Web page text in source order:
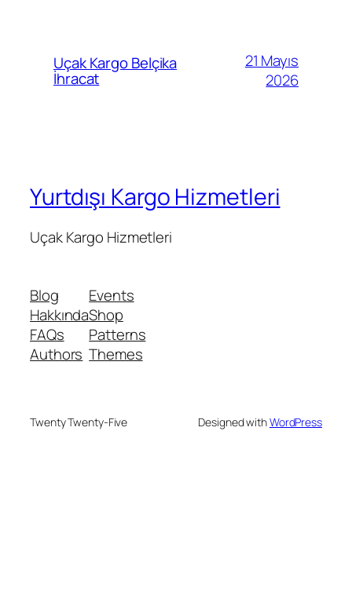
Uçak Kargo Belçika
İhracat
21 Mayıs
2026
Yurtdışı Kargo Hizmetleri
Uçak Kargo Hizmetleri
Blog
Hakkında
FAQs
Authors
Events
Shop
Patterns
Themes
Twenty Twenty-Five Designed withWordPress